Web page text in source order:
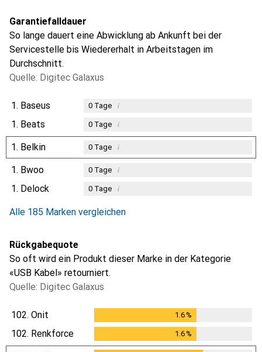
Garantiefalldauer
So lange dauert eine Abwicklung ab Ankunft bei der
Servicestelle bis Wiedererhalt in Arbeitstagen im
Durchschnitt.
Quelle: Digitec Galaxus
1. Baseus 0Tage i
1. Beats 0Tage i
1. Belkin 0Tage i
1. Bwoo 0Tage i
1. Delock 0Tage i
Alle 185 Marken vergleichen
Rückgabequote
So oft wird ein Produkt dieser Marke in der Kategorie
«USB Kabel» retourniert.
Quelle: Digitec Galaxus
102. Onit 1.6%
102. Renkforce 1.6%